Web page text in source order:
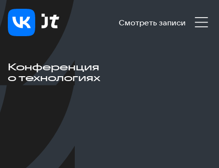
Смотреть записи
Конференция
о технологиях